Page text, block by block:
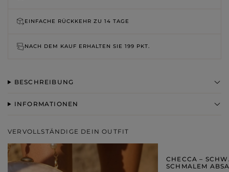
EINFACHE RÜCKKEHR ZU 14 TAGE
NACH DEM KAUF ERHALTEN SIE 199 PKT.
BESCHREIBUNG
INFORMATIONEN
VERVOLLSTÄNDIGE DEIN OUTFIT
CHECCA –
SCHMALEM